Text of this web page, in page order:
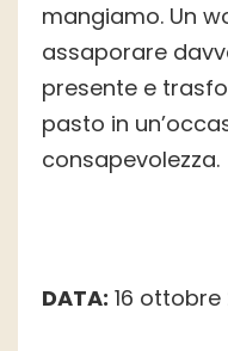
mangiamo. Un
assaporare
presente e
pasto in
consapevolezza.
DATA: 16 ottobre